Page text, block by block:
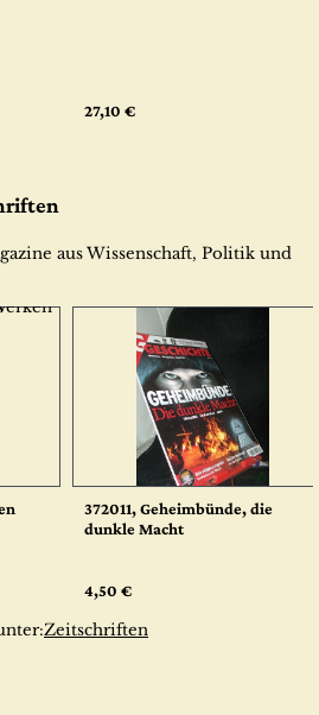
27,10 €
aus Wissenschaft, Politik und
372011, Geheimbünde, die
dunkle Macht
4,50 €
Zeitschriften